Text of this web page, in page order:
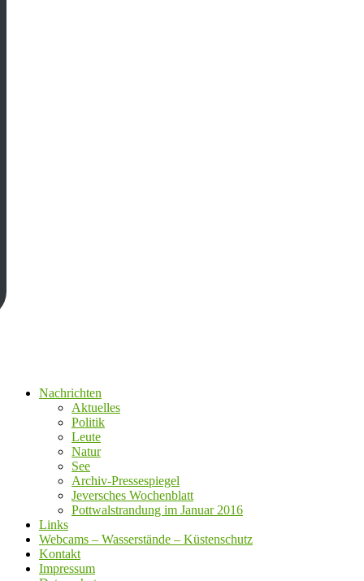
Nachrichten
Aktuelles
Politik
Leute
Natur
See
Archiv-Pressespiegel
Jeversches Wochenblatt
Pottwalstrandung im Januar 2016
Links
Webcams – Wasserstände – Küstenschutz
Kontakt
Impressum